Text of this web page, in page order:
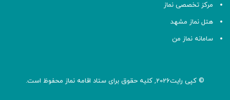
مرکز تخصصی نماز
هتل نماز مشهد
سامانه نماز من
© کپی رایت2026, کلیه حقوق برای ستاد اقامه نماز محفوظ است.